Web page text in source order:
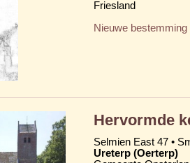
Friesland
Nieuwe bestemming
Hervormde
Selmien East 47 •
Ureterp (Oerterp)